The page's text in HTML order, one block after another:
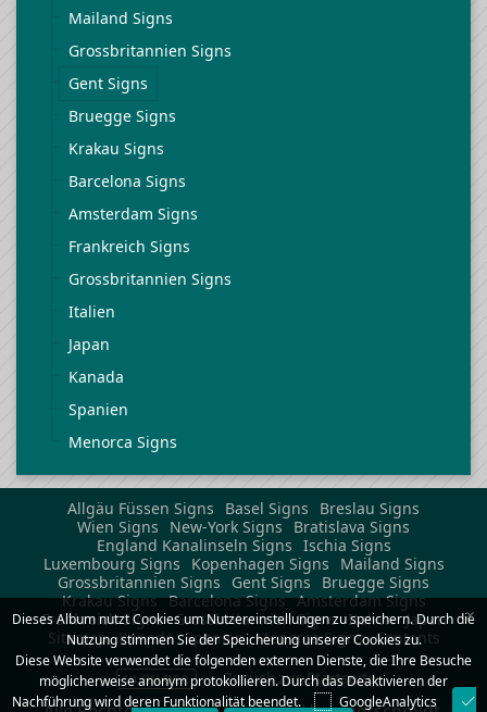
Mailand Signs
Grossbritannien Signs
Gent Signs
Bruegge Signs
Krakau Signs
Barcelona Signs
Amsterdam Signs
Frankreich Signs
Grossbritannien Signs
Italien
Japan
Kanada
Spanien
Menorca Signs
Allgäu Füssen Signs Basel Signs
Breslau Signs
Wien Signs
New-York Signs
Bratislava Signs
England Kanalinseln Signs Ischia Signs
Luxembourg Signs
Kopenhagen Signs
Mailand Signs
Grossbritannien Signs
Gent Signs
Bruegge Signs
Krakau Signs Barcelona Signs Amsterdam Signs
Frankreich Signs Grossbritannien Signs Italien Japan
Sitemap
Kanada Spanien Menorca Signs Contents
14 BILDER Zurück zur Startseite
×
Dieses Album nutzt Cookies um Nutzereinstellungen zu speichern. Durch die
Nutzung stimmen Sie der Speicherung unserer Cookies zu.
Diese Website verwendet die folgenden externen Dienste, die Ihre Besuche
möglicherweise anonym protokollieren. Durch das Deaktivieren der
Nachführung wird deren Funktionalität beendet.
GoogleAnalytics